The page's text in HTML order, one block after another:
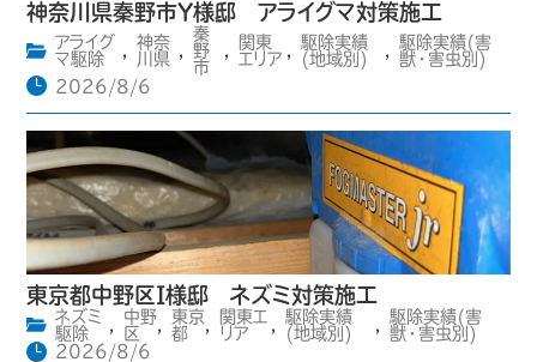
神奈川県秦野市Y様邸 アライグマ対策施工
アライグ
マ駆除
,
神奈
川県 ,
秦
野
市
,
関東
エリア ,
駆除実績
(地域別)
,
駆除実績(害
獣・害虫別)
2026/8/6
東京都中野区I様邸 ネズミ対策施工
ネズミ
駆除
,
中野
区
,
東京
都
,
関東エ
リア
,
駆除実績
(地域別)
,
駆除実績(害
獣・害虫別)
2026/8/6